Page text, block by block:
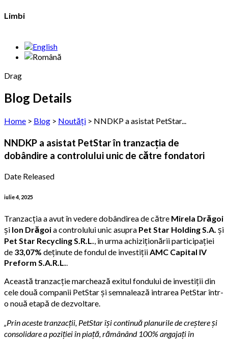
Limbi
Drag
Blog Details
Home > Blog > Noutăți > NNDKP a asistat PetStar...
NNDKP a asistat PetStar în tranzacția de
dobândire a controlului unic de către fondatori
Date Released
iulie 4, 2025
Tranzacția a avut în vedere dobândirea de către Mirela Drăgoi
și Ion Drăgoia controlului unic asupra Pet Star Holding S.A. și
Pet Star Recycling S.R.L.
, în urma achiziționării participației
de 33,07% deținute de fondul de investiții AMC Capital IV
Preform S.A.R.L.
Această tranzacție marchează exitul fondului de investiții din
cele două companii PetStar și semnalează intrarea PetStar într-
o nouă etapă de dezvoltare.
„Prin aceste tranzacții, PetStar își continuă planurile de creștere și
consolidare a poziției în piață, rămânând 100% angajați în